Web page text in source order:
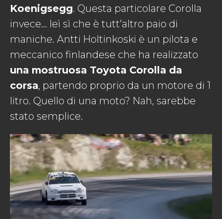
Koenigsegg. Questa particolare Corolla
invece… leì sì che è tutt’altro paio di
maniche. Antti Holtinkoski è un pilota e
meccanico finlandese che ha realizzato
una mostruosa Toyota Corolla da
corsa, partendo proprio da un motore di 1
litro. Quello di una moto? Nah, sarebbe
stato semplice.